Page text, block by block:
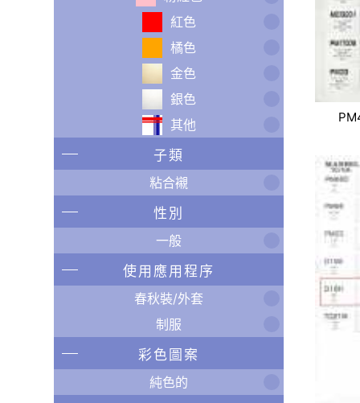
紅色
橘色
金色
銀色
其他
子類
粘合襯
性別
一般
使用應用程序
春秋裝/外套
制服
彩色圖案
純色的